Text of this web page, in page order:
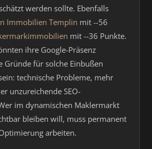
werden sollte. Ebenfalls
Immobilien Templin mit --56
mit --36 Punkte.
ihre Google-Präsenz
Gründe für solche Einbußen
technische Probleme, mehr
unzureichende SEO-
im dynamischen Maklermarkt
bleiben will, muss permanent
arbeiten.